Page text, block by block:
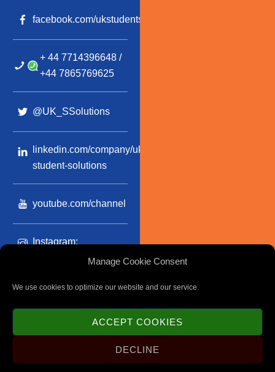
Manage Cookie Consent
We use cookies to optimize our website and our service.
ACCEPT COOKIES
DECLINE
facebook.com/ukstudentsolutions
+ 44 7714396648 /
+44 7865769625
@UK_SSolutions
linkedin.com/company/uk-
student-solutions
youtube.com/channel
Instagram:
@uk_studentsolutions_ltd